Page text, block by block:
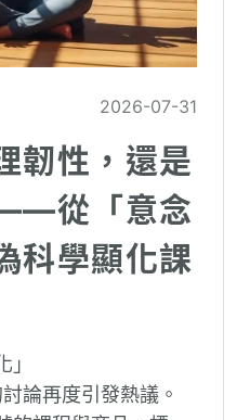
2026-07-31
韌性，還是
從「意念
科學顯化課
論再度引發熱議。